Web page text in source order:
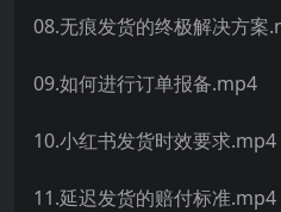
08.无痕发货的终极解决方案
09.如何进行订单报备.mp4
10.小红书发货时效要求.mp4
11.延迟发货的赔付标准.mp4